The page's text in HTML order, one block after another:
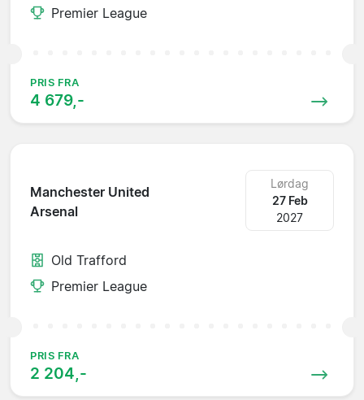
Premier League
PRIS FRA
4 679,-
Manchester United
Arsenal
Lørdag
27 Feb
2027
Old Trafford
Premier League
PRIS FRA
2 204,-